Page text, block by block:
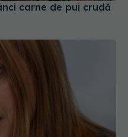
carne de pui crudă